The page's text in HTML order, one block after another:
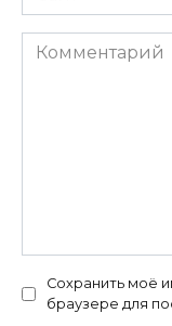
Комментарий
Сохранить моё
браузере для